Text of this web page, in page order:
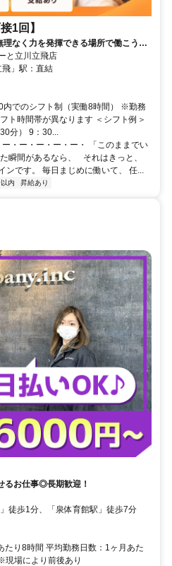
1回】
なく力を発揮できる場所で働こう。
経験活躍中★
と立川立飛店
立飛」駅：直結
内でのシフト制（実働8時間） ※勤務
ト時間帯が異なります ＜シフト例＞
分） 9：30...
・ー・ー・ー・ー・ 「このままでい
瞬間があるなら、 それはきっと、
です。 毎日まじめに働いて、 任...
内 昇給あり
るお仕事◎長期歓迎！
徒歩1分、「泉体育館駅」徒歩7分
たり8時間 平均勤務日数：1ヶ月あた
場により前後あり